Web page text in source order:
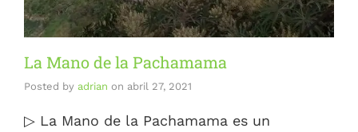
La Mano de la Pachamama
Posted by adrian on abril 27, 2021
▷ La Mano de la Pachamama es un